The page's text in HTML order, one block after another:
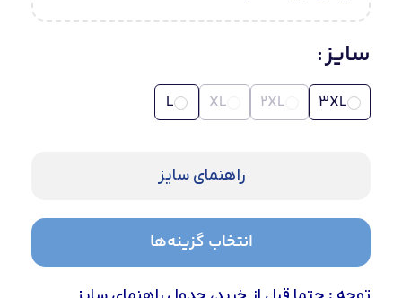
سایز
3XL
2XL
XL
L
راهنمای سایز
انتخاب گزینه‌ها